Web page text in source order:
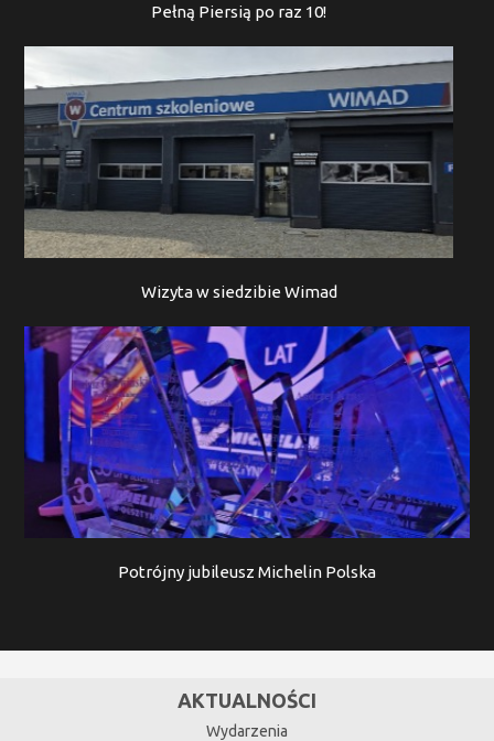
Pełną Piersią po raz 10!
Wizyta w siedzibie Wimad
Potrójny jubileusz Michelin Polska
AKTUALNOŚCI
Wydarzenia